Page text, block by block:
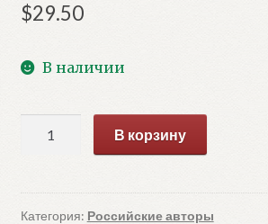
$29.50
В наличии
товара
П
(Кузнецова
В корзину
Категория: Российские авторы